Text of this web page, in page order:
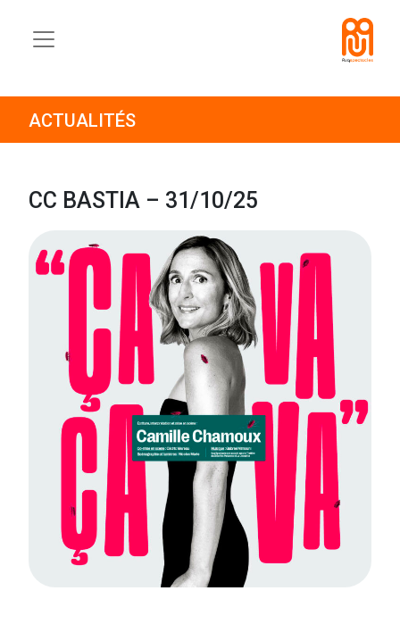
ACTUALITÉS
CC BASTIA – 31/10/25